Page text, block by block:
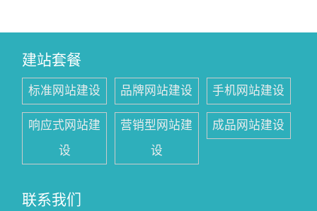
建站套餐
标准网站建设 品牌网站建设 手机网站建设
响应式网站建
设
营销型网站建
设
成品网站建设
联系我们